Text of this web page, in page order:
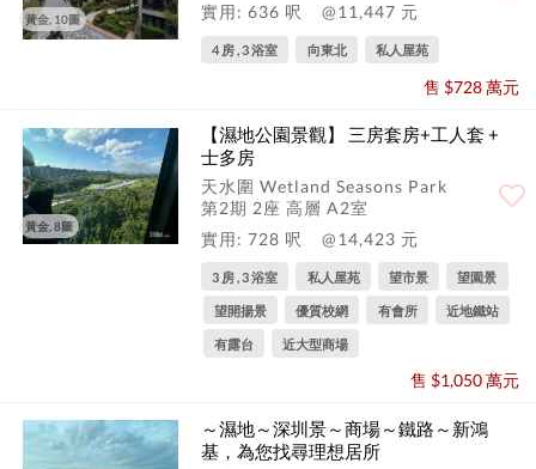
黃金, 10圖
實用: 636 呎
@11,447 元
4 房 , 3 浴室 向東北 私人屋苑
售 $728 萬元
黃金, 8圖
【濕地公園景觀】 三房套房+工人套 +
士多房
天水圍 Wetland Seasons Park
第2期 2座 高層 A2室
實用: 728 呎
@14,423 元
3 房 , 3 浴室 私人屋苑 望市景 望園景
望開揚景 優質校網 有會所 近地鐵站
有露台 近大型商場
售 $1,050 萬元
～濕地～深圳景～商場～鐵路～新鴻
基，為您找尋理想居所